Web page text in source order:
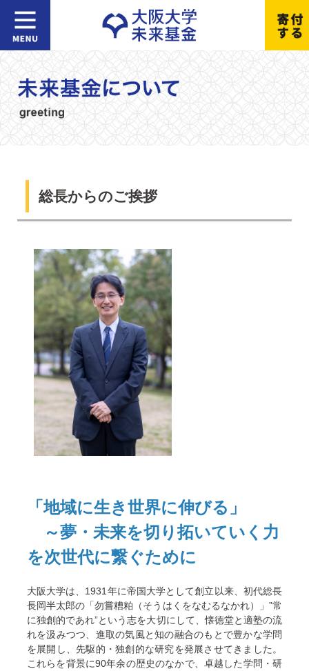
総長からのご挨拶
「地域に生き世界に伸びる」
～夢・未来を切り拓いていく力
を次世代に繋ぐために
大阪大学は、1931年に帝国大学として創立以来、初代総長
長岡半太郎の「勿嘗糟粕（そうはくをなむるなかれ）」”常
に独創的であれ”という志を大切にして、懐徳堂と適塾の流
れを汲みつつ、進取の気風と知の融合のもとで豊かな学問
を展開し、先駆的・独創的な研究を発展させてきました。
これらを背景に90年余の歴史のなかで、卓越した学問・研